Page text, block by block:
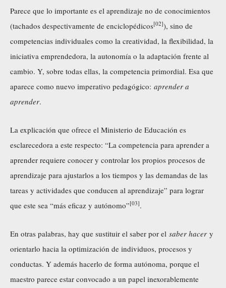
Parece que lo importante es el aprendizaje no de conocimientos
(tachados despectivamente de enciclopédicos[02]), sino de
competencias individuales como la creatividad, la flexibilidad, la
iniciativa emprendedora, la autonomía o la adaptación frente al
cambio. Y, sobre todas ellas, la competencia primordial. Esa que
aparece como nuevo imperativo pedagógico: aprender a
aprender.
La explicación que ofrece el Ministerio de Educación es
esclarecedora a este respecto: “La competencia para aprender a
aprender requiere conocer y controlar los propios procesos de
aprendizaje para ajustarlos a los tiempos y las demandas de las
tareas y actividades que conducen al aprendizaje” para lograr
que este sea “más eficaz y autónomo”[03].
En otras palabras, hay que sustituir el saber por el saber hacer y
orientarlo hacia la optimización de individuos, procesos y
conductas. Y además hacerlo de forma autónoma, porque el
maestro parece estar convocado a un papel inexorablemente